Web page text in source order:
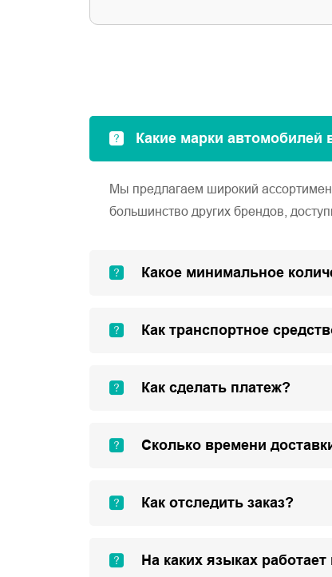
Какие марки
Мы предлагаем широкий
большинство других брендов,
Какое минимальное
Как транспортное
Как сделать платеж?
Сколько времени
Как отследить заказ?
На каких языках